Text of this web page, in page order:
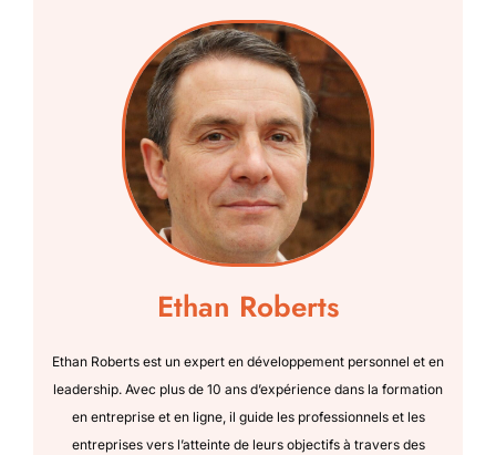
Ethan Roberts
Ethan Roberts est un expert en développement personnel et en
leadership. Avec plus de 10 ans d’expérience dans la formation
en entreprise et en ligne, il guide les professionnels et les
entreprises vers l’atteinte de leurs objectifs à travers des